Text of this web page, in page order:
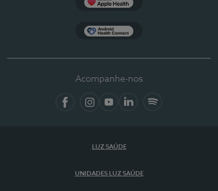
Acompanhe-nos
LUZ SAÚDE
UNIDADES LUZ SAÚDE